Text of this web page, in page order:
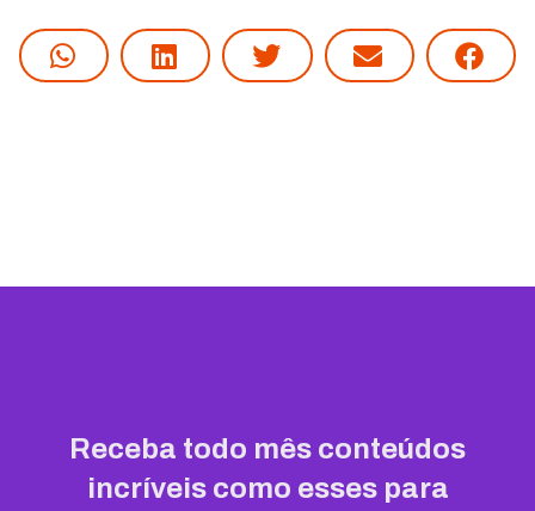
Receba todo mês conteúdos
incríveis como esses para